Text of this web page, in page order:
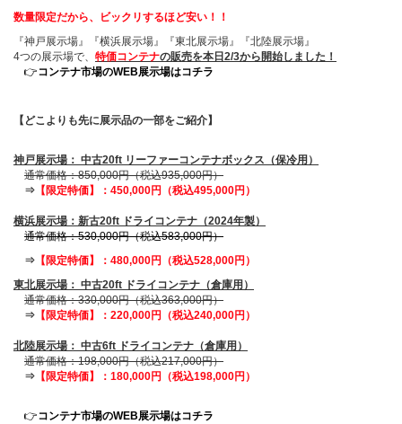
価格表
ご注文の流れ
カタログダウンロード
展示会場案内
数量限定だから、ビックリするほど安い！！
『神戸展示場』『横浜展示場』『東北展示場』『北陸展示場』
4つの展示場で、 特価コンテナの販売を本日2/3から開始しました！
👉コンテナ市場のWEB展示場はコチラ
【どこよりも先に展示品の一部をご紹介】
神戸展示場： 中古20ft リーファーコンテナボックス（保冷用）
通常価格：850,000円（税込935,000円）
⇒ 【限定特価】：450,000円（税込495,000円）
横浜展示場：新古20ft ドライコンテナ（2024年製）
通常価格：530,000円（税込583,000円）
⇒ 【限定特価】：480,000円（税込528,000円）
東北展示場： 中古20ft ドライコンテナ（倉庫用）
通常価格：330,000円（税込363,000円）
⇒ 【限定特価】：220,000円（税込240,000円）
北陸展示場： 中古6ft ドライコンテナ（倉庫用）
通常価格：198,000円（税込217,000円）
⇒ 【限定特価】：180,000円（税込198,000円）
👉コンテナ市場のWEB展示場はコチラ